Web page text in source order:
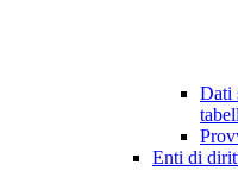
Dati
Enti di